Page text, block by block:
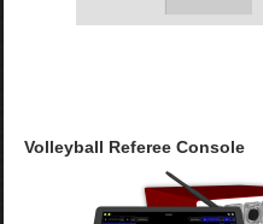
Volleyball Referee Console